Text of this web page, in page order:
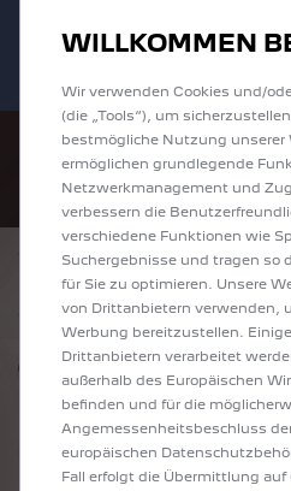
E-Autos und Plug-
2008 zu
ZURÜCK
PEUGEOT E-408 GT
51.810 €inkl. MwSt.*
Nur förderfähige
WILLKOMMEN
Wir verwenden Cookies und/
(die „Tools“), um
bestmögliche Nutzung unserer
ermöglichen grundlegende
Netzwerkmanagement und
verbessern die
verschiedene Funktionen wie
Suchergebnisse und tragen so
für Sie zu optimieren. Unsere
von Drittanbietern verwenden,
Werbung bereitzustellen.
Drittanbietern verarbeitet
außerhalb des Europäischen
befinden und für die
Angemessenheitsbeschluss
europäischen
Fall erfolgt die Übermittlung auf